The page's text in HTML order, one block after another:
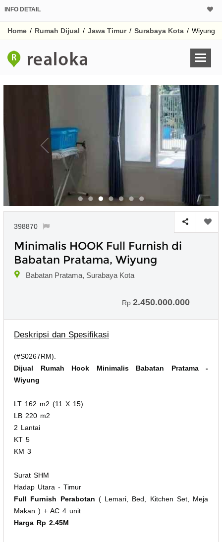
INFO DETAIL
Home / Rumah Dijual / Jawa Timur / Surabaya Kota / Wiyung
398870
Minimalis HOOK Full Furnish di
Babatan Pratama, Wiyung
Babatan Pratama, Surabaya Kota
Rp 2.450.000.000
Deskripsi dan Spesifikasi
(#S0267RM).
Dijual Rumah Hook Minimalis Babatan Pratama -
Wiyung
LT 162 m2 (11 X 15)
LB 220 m2
2 Lantai
KT 5
KM 3
Surat SHM
Hadap Utara - Timur
Full Furnish Perabotan ( Lemari, Bed, Kitchen Set, Meja
Makan ) + AC 4 unit
Harga Rp 2.45M
Harga Rp
Untuk hasil simulasi
pada kotak-